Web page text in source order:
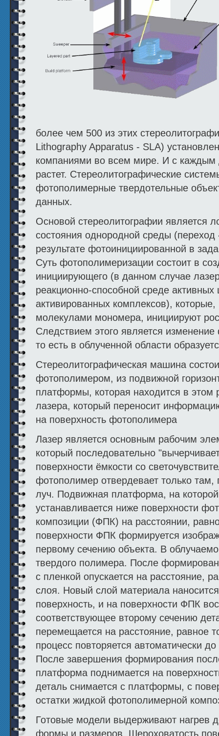
более чем 500 из этих
Lithography Apparatus - SLA)
компаниями во всем мире. И с каждым
растет. Стереолитографические
фотополимерные твердотельные
данных.
Основой стереолитографии является
состояния однородной среды (переход
результате фотоинициированной в
Суть фотополимеризации состоит в
инициирующего (в данном случае
реакционно-способной среде
активированных комплексов), которые,
молекулами мономера, инициируют
Следствием этого является
то есть в облученной области
Стереолитографическая машина
фотополимером, из подвижной
платформы, которая находится в этом
лазера, который переносит
на поверхность фотополимера
Лазер является основным рабочим
который последовательно
поверхности ёмкости со
фотополимер отвердевает только там,
луч. Подвижная платформа, на
устанавливается ниже поверхности
композиции (ФПК) на расстоянии,
поверхности ФПК формируется
первому сечению объекта. В
твердого полимера. После
с пленкой опускается на расстояние,
слоя. Новый слой материала
поверхность, и на поверхности ФПК
соответствующее второму сечению
перемещается на расстояние, равное
процесс повторяется автоматически
После завершения формирования
платформа поднимается на
деталь снимается с платформы, с
остатки жидкой фотополимерной
Готовые модели выдерживают нагрев
формы и размеров. Шероховатость